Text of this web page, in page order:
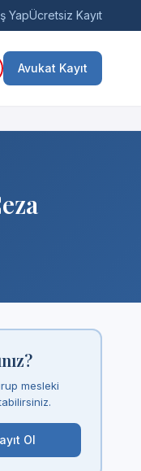
YapÜcretsiz Kayıt
Avukat Kayıt
mesleki
Ol